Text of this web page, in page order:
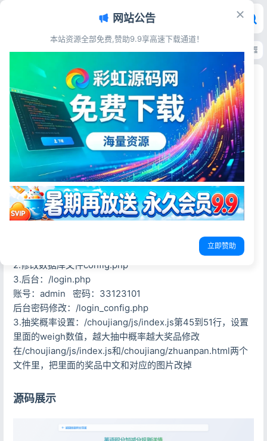
首页>源码资源>其他源码>班级学生积分抽奖系统源码 日常表现记录管理
班级学生积分抽奖系统源码 日常表现记录管理程序
全开源
彩虹源码网
2026-05-19 42阅读
源码简介
搞了一个学生积分抽奖系统，可以帮助记录学生平时表现，
后台加分，扣分，学生每积累到10分，可以进行抽奖，奖品
可以自设，概率可以调整。
2.修改数据库文件config.php
3.后台：/login.php
账号：admin 密码：33123101
后台密码修改：/login_config.php
3.抽奖概率设置：/choujiang/js/index.js第45到51行，设置
里面的weigh数值，越大抽中概率越大奖品修改
在/choujiang/js/index.js和/choujiang/zhuanpan.html两个
文件里，把里面的奖品中文和对应的图片改掉
源码展示
网站公告
本站资源全部免费,赞助9.9享高速下载通道！
立即赞助